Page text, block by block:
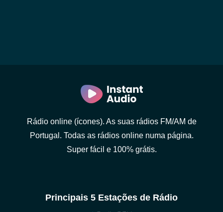
Rádio online (ícones). As suas rádios FM/AM de
Portugal. Todas as rádios online numa página.
Super fácil e 100% grátis.
Principais 5 Estações de Rádio